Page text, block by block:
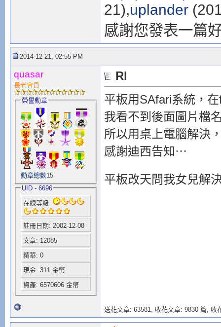
21),uplander
感謝您發表一篇
2014-12-21, 02:55 PM
quasar
長老會員
榮譽勳章
勳章總數15
UID - 6696
在線等級:
註冊日期: 2002-12-08
文章: 12085
精華: 0
現金: 311 金幣
資產: 6570606 金幣
Rl
平板用SAfari系統，
我看不到後面圖片檔
所以用桌上電腦解決
感謝迪西告知⋯
平板改天問我女兒解
送花文章: 63581, 收花文章: 9830 篇, 收